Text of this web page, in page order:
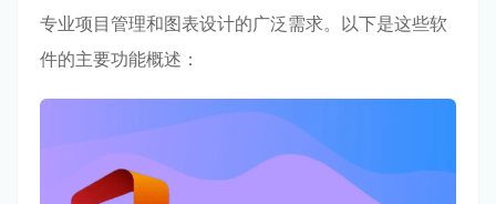
专业项目管理和图表设计的广泛需求。以下是这些软
件的主要功能概述：